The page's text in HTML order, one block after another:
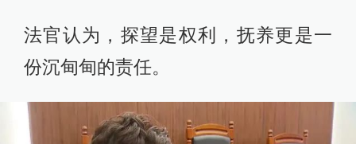
法官认为，探望是权利，抚养更是一
份沉甸甸的责任。